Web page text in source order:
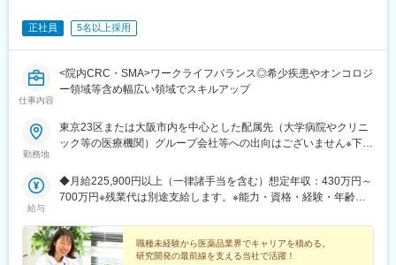
正社員 5名以上採用
仕事内容
<院内CRC・SMA>ワークライフバランス◎希少疾患やオンコロジ
ー領域等含め幅広い領域でスキルアップ
勤務地
東京23区または大阪市内を中心とした配属先（大学病院やクリニ
ック等の医療機関）グループ会社等への出向はございません※下記
県・神奈川県・福島県・京都府・兵庫県・和歌山県・福岡県）
R&D事業部 臨床開発グループ【東京営業所】東京都港区東新橋
江2-2-18 ワールドホールディングス北堀江4F
給与
◆月給225,900円以上（一律諸手当を含む）想定年収：430万円～
700万円※残業代は別途支給します。※能力・資格・経験・年齢な
職種未経験から医薬品業界でキャリアを積める。
研究開発の最前線を支える当社で活躍！